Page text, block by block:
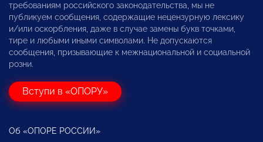
требованиям российского законодательства, мы не
публикуем сообщения, содержащие нецензурную лексику
и/или оскорбления, даже в случае замены букв точками,
тире и любыми иными символами. Не допускаются
сообщения, призывающие к межнациональной и социальной
розни.
Вступи в «ОПОРУ»
Об «ОПОРЕ РОССИИ»